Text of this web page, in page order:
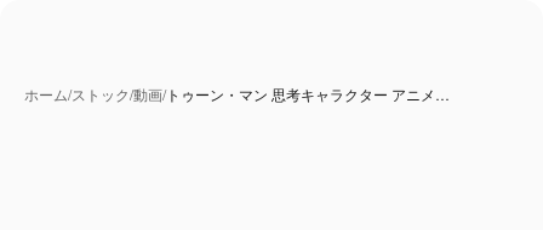
ホーム/ストック/動画/トゥーン・マン 思考キャラクター アニメ…